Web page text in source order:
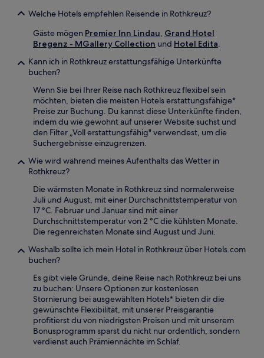
Welche Hotels empfehlen Reisende in Rothkreuz?
Gäste mögen Premier Inn Lindau, Grand Hotel
Bregenz - MGallery Collection und Hotel Edita.
Kann ich in Rothkreuz erstattungsfähige Unterkünfte
buchen?
Wenn Sie bei Ihrer Reise nach Rothkreuz flexibel sein
möchten, bieten die meisten Hotels erstattungsfähige*
Preise zur Buchung. Du kannst diese Unterkünfte finden,
indem du wie gewohnt auf unserer Website suchst und
den Filter „Voll erstattungsfähig" verwendest, um die
Suchergebnisse einzugrenzen.
Wie wird während meines Aufenthalts das Wetter in
Rothkreuz?
Die wärmsten Monate in Rothkreuz sind normalerweise
Juli und August, mit einer Durchschnittstemperatur von
17 °C. Februar und Januar sind mit einer
Durchschnittstemperatur von 2 °C die kühlsten Monate.
Die regenreichsten Monate sind August und Juni.
Weshalb sollte ich mein Hotel in Rothkreuz über Hotels.com
buchen?
Es gibt viele Gründe, deine Reise nach Rothkreuz bei uns
zu buchen: Unsere Optionen zur kostenlosen
Stornierung bei ausgewählten Hotels* bieten dir die
gewünschte Flexibilität, mit unserer Preisgarantie
profitierst du von niedrigsten Preisen und mit unserem
Bonusprogramm sparst du nicht nur ordentlich, sondern
verdienst auch Prämiennächte im Schlaf.